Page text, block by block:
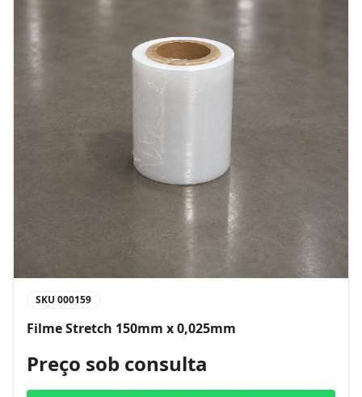
SKU 000159
Filme Stretch 150mm x 0,025mm
Preço sob consulta